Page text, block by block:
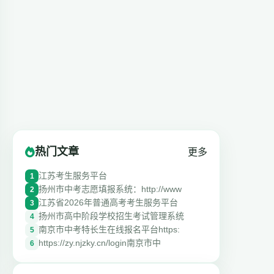
热门文章 更多
1 江苏考生服务平台
2 扬州市中考志愿填报系统：http://www
3 江苏省2026年普通高考考生服务平台
4 扬州市高中阶段学校招生考试管理系统
5 南京市中考特长生在线报名平台https:
6 https://zy.njzky.cn/login南京市中